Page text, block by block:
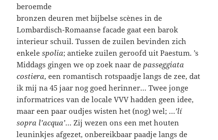
beroemde
bronzen deuren met bijbelse scènes in de
Lombardisch-Romaanse facade gaat een barok
interieur schuil. Tussen de zuilen bevinden zich
enkelespolia; antieke zuilen geroofd uit Paestum. ’s
Middags gingen we op zoek naar de passeggiata
costiera, een romantisch rotspaadje langs de zee, dat
ik mij na 45 jaar nog goed herinner… Twee jonge
informatrices van de locale VVV hadden geen idee,
maar een paar oudjes wisten het (nog) wel; …’lí
sopra l’acqua’… Zij wezen ons een met houten
leuninkjes afgezet, onbereikbaar paadje langs de